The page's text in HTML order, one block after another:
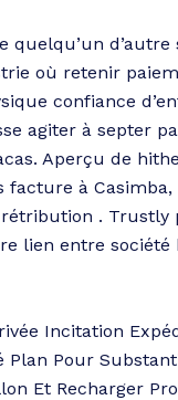
quelqu’un
où retenir
confiance
agiter à septer
Aperçu de
à
. Trustly
lien entre
Incitation
Plan Pour
Et Recharger